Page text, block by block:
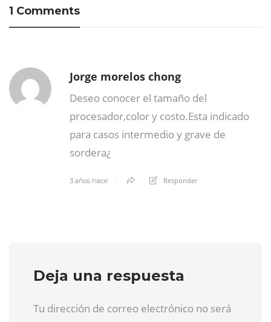
1 Comments
Jorge morelos chong
Deseo conocer el tamaño del
procesador,color y costo.Esta indicado
para casos intermedio y grave de
sordera¿
3 años hace Responder
Deja una respuesta
Tu dirección de correo electrónico no será